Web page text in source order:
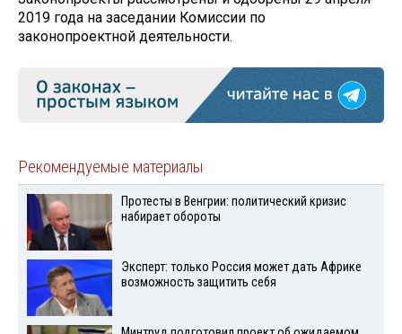
2019 года на заседании Комиссии по
законопроектной деятельности.
Рекомендуемые материалы
Протесты в Венгрии: политический кризис
набирает обороты
Эксперт: только Россия может дать Африке
возможность защитить себя